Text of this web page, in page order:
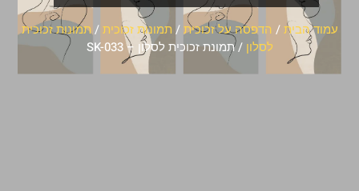
עמוד הבית/ הדפסה על זכוכית/ תמונות זכוכית/תמונות זכוכית
לסלון / תמונת זכוכית לסלון – SK-033